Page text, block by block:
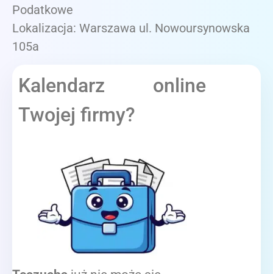
Podatkowe
Lokalizacja: Warszawa ul. Nowoursynowska
105a
Kalendarz online
Twojej firmy?